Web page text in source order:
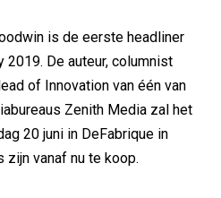
is de eerste headliner
2019. De auteur, columnist
of Innovation van één van
Zenith Media zal het
20 juni in DeFabrique in
zijn vanaf nu te koop.